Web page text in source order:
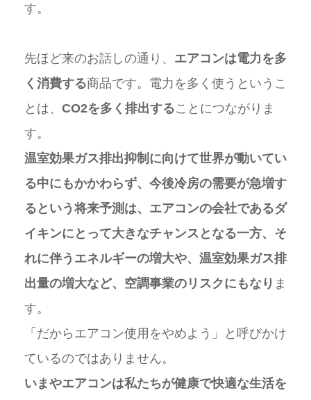
す。
先ほど来のお話しの通り、 エアコンは電力を多
く消費する商品です。電力を多く使うというこ
とは、 CO2を多く排出することにつながりま
す。
温室効果ガス排出抑制に向けて世界が動いてい
る中にもかかわらず、今後冷房の需要が急増す
るという将来予測は、エアコンの会社であるダ
イキンにとって大きなチャンスとなる一方、そ
れに伴うエネルギーの増大や、温室効果ガス排
出量の増大など、空調事業のリスクにもなり ま
す。
「だからエアコン使用をやめよう」と呼びかけ
ているのではありません。
いまやエアコンは私たちが健康で快適な生活を